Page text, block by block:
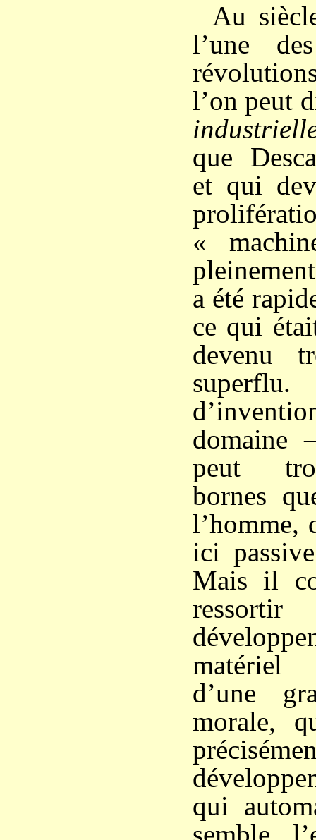
Au
l’une
l’on peut
que
et qui
«
a été
ce qui
devenu
domaine
peut
bornes
l’homme,
ici
Mais il
matériel
d’une
morale,
qui